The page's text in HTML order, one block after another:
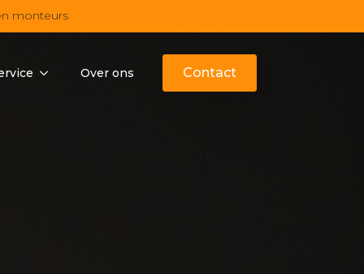
monteurs
Over ons Contact